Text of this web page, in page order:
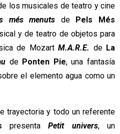
los musicales de teatro y cine
més menuts de Pels Més
y de teatro de objetos para
de Mozart M.A.R.E. de La
de Ponten Pie, una fantasía
el elemento agua como un
trayectoria y todo un referente
presenta Petit univers, un